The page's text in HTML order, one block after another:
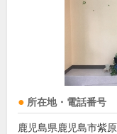
所在地・電話番号
鹿児島県鹿児島市紫